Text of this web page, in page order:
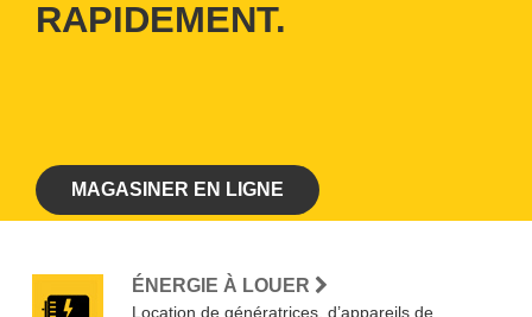
RAPIDEMENT.
MAGASINER EN LIGNE
ÉNERGIE À LOUER
Location de génératrices, d’appareils de